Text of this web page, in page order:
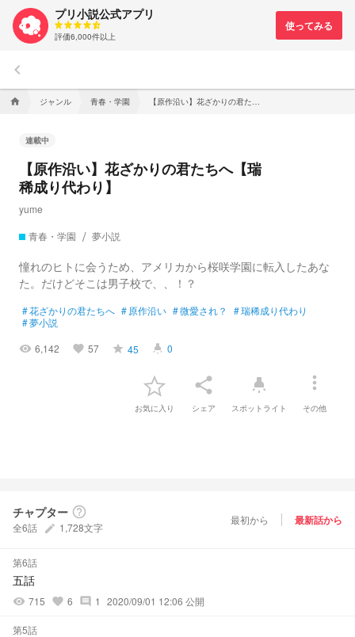
プリ小説公式アプリ
評価6,000件以上
keyboard_arrow_left
home ジャンル 青春・学園
連載中
【原作沿い】花ざかりの君たちへ【瑞
稀成り代わり】
yume
青春・学園
夢小説
憧れのヒトに会うため、アメリカから桜咲学園に転入したあな
た。だけどそこは男子校で、、！？
#花ざかりの君たちへ #原作沿い #微愛され？ #瑞稀成り代わり
#夢小説
visibility 6,142 favorite 57 grade 45 highlight 0
お気に入り
share
シェア
highlight
スポットライト
more_vert
その他
チャプター help_outline
全6話 create 1,728文字
最初から 最新話から
第6話
五話
visibility 715 favorite 6 comment 1 2020/09/01 12:06 公開
第5話